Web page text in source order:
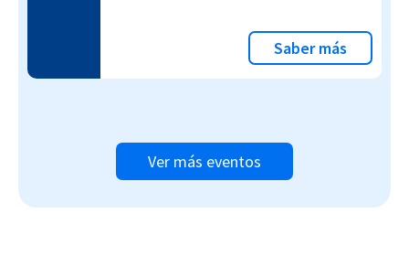
Saber más
Ver más eventos